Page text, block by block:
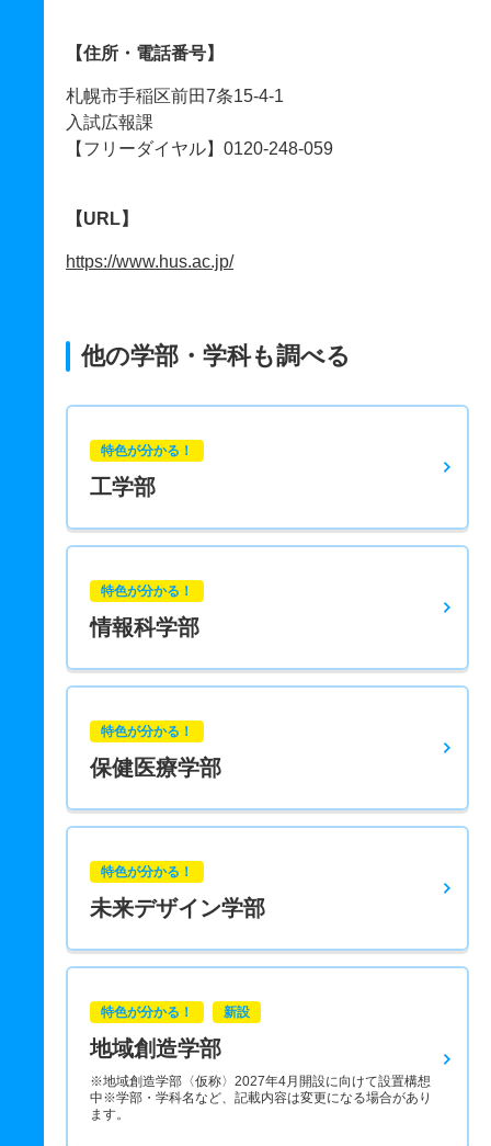
【住所・電話番号】
札幌市手稲区前田7条15-4-1
入試広報課
【フリーダイヤル】0120-248-059
【URL】
https://www.hus.ac.jp/
他の学部・学科も調べる
特色が分かる！
工学部
特色が分かる！
情報科学部
特色が分かる！
保健医療学部
特色が分かる！
未来デザイン学部
特色が分かる！ 新設
地域創造学部
※地域創造学部〈仮称〉2027年4月開設に向けて設置構想
中※学部・学科名など、記載内容は変更になる場合があり
ます。